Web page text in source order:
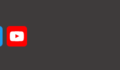
Twitter